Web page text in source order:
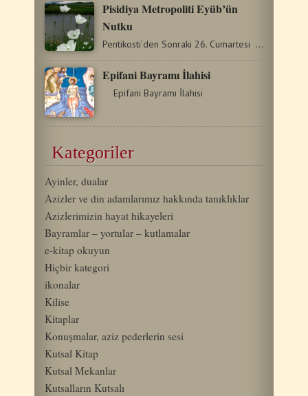
Pisidiya Metropoliti Eyüb’ün
Nutku
Pentikosti’den Sonraki 26. Cumartesi Bugünkü İncil bize…
Epifani Bayramı İlahisi
Epifani Bayramı İlahisi
Kategoriler
Ayinler, dualar
Azizler ve din adamlarımız hakkında tanıklıklar
Azizlerimizin hayat hikayeleri
Bayramlar – yortular – kutlamalar
e-kitap okuyun
Hiçbir kategori
ikonalar
Kilise
Kitaplar
Konuşmalar, aziz pederlerin sesi
Kutsal Kitap
Kutsal Mekanlar
Kutsalların Kutsalı